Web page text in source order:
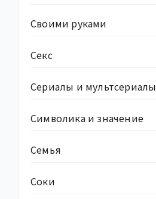
Своими руками
Секс
Сериалы и мультсериалы
Символика и значение
Семья
Соки